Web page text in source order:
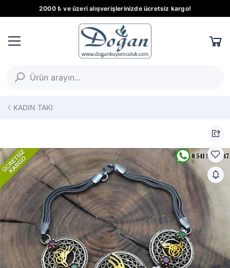
2000 ₺ ve üzeri alışverişlerinizde ücretsiz kargo!
KADIN TAKI